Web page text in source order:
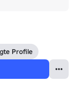
Profile